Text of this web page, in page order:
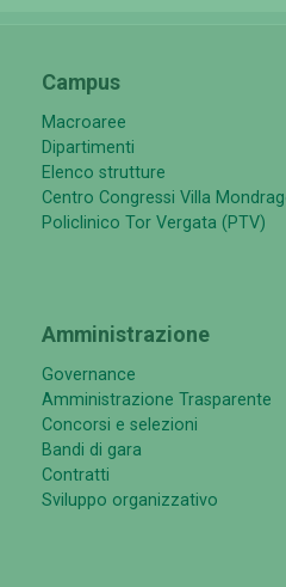
Campus
Macroaree
Dipartimenti
Elenco strutture
Centro Congressi Villa
Policlinico Tor Vergata (PTV)
Amministrazione
Governance
Amministrazione Trasparente
Concorsi e selezioni
Bandi di gara
Contratti
Sviluppo organizzativo